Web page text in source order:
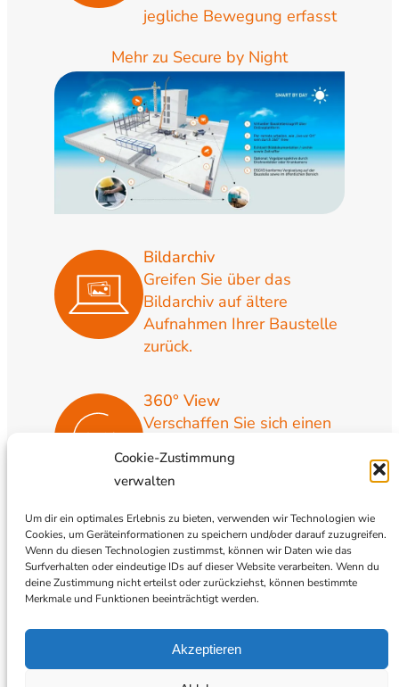
Cookie-Zustimmung
verwalten
Um dir ein optimales Erlebnis zu bieten, verwenden wir Technologien wie
Cookies, um Geräteinformationen zu speichern und/oder darauf zuzugreifen.
Wenn du diesen Technologien zustimmst, können wir Daten wie das
Surfverhalten oder eindeutige IDs auf dieser Website verarbeiten. Wenn du
deine Zustimmung nicht erteilst oder zurückziehst, können bestimmte
Merkmale und Funktionen beeinträchtigt werden.
Akzeptieren
jegliche Bewegung erfasst
Mehr zu Secure by Night
Bildarchiv
Greifen Sie über das
Bildarchiv auf ältere
Aufnahmen Ihrer Baustelle
zurück.
360° View
Verschaffen Sie sich einen
360° Überblick über Ihre
Baustelle.
Zeitraffer
Dokumentieren Sie die
Bauarbeiten rechtssicher
und nutzen Sie die
Aufzeichnungen ggf. zu
Marketingzwecken.